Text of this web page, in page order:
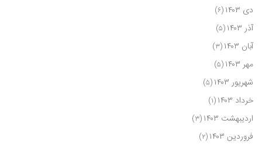
دی ۱۴۰۳ (۶)
آذر ۱۴۰۳ (۵)
آبان ۱۴۰۳ (۳)
مهر ۱۴۰۳ (۵)
شهریور ۱۴۰۳ (۵)
خرداد ۱۴۰۳ (۱)
اردیبهشت ۱۴۰۳ (۳)
فروردین ۱۴۰۳ (۲)